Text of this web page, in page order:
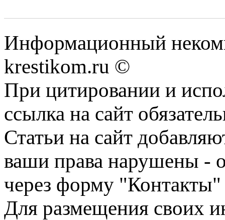
Информационный
krestikom.ru ©
При цитировании и
ссылка на сайт
Статьи на сайт
ваши права нарушены -
через форму "Контакты"
Для размещения своих